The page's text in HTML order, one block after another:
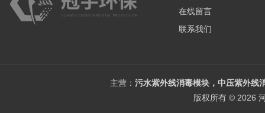
在线留言
联系我们
主营： 污水紫外线消毒模块，中压紫外线
版权所有 © 2026